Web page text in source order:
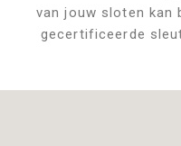
van jouw sloten kan
gecertificeerde